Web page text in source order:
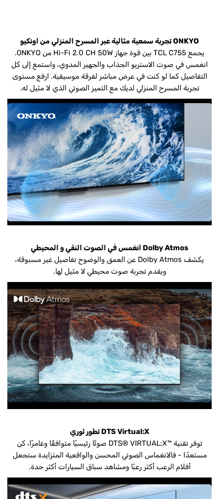
ONKYO تجربة سمعية مثالية عبر المسرح المنزلي من اونكيو
يجمع TCL C755 بين قوة جهاز Hi-Fi 2.0 CH 50W من ONKYO.
انغمس في صوت الاستريو الجذاب والجهير المدوي، واستمع إلى كل
التفاصيل كما لو كنت في عرض مباشر لفرقة موسيقية. ارفع مستوى
تجربة المسرح المنزلي لديك مع التميز الصوتي الذي لا مثيل له.
Dolby Atmos انغمس في الصوت النقي و المحيطي
يكشف Dolby Atmos عن العمق والوضوح تفاصيل غير مسبوقة،
ويقدم تجربة صوت محيطي لا مثيل لها.
DTS Virtual:X تطور ثوري
توفر تقنية DTS® VIRTUAL:X™‎ صوتًا رئيسيًا متوافقًا وغامرًا، كن
مستعدًا - فالانغماس الصوتي المحسن والواقعية المتزايدة ستجعل
أفلام الرعب أكثر رعبًا ومشاهد سباق السيارات أكثر حدة.